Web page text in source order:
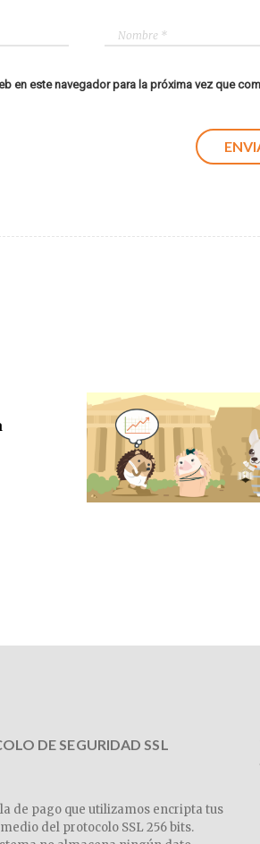
en este navegador para la próxima vez que
DE SEGURIDAD SSL
de pago que utilizamos encripta tus
del protocolo SSL 256 bits.